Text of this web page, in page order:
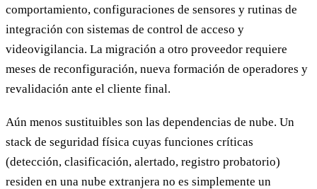
comportamiento, configuraciones de sensores y rutinas de
integración con sistemas de control de acceso y
videovigilancia. La migración a otro proveedor requiere
meses de reconfiguración, nueva formación de operadores y
revalidación ante el cliente final.
Aún menos sustituibles son las dependencias de nube. Un
stack de seguridad física cuyas funciones críticas
(detección, clasificación, alertado, registro probatorio)
residen en una nube extranjera no es simplemente un